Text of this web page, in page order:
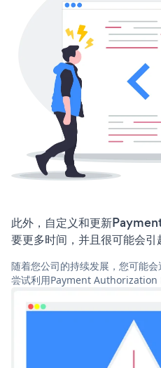
此外，自定义和更新
要更多时间，并且很可能会引
随着您公司的持续发展，您可能
尝试利用Payment Authorization